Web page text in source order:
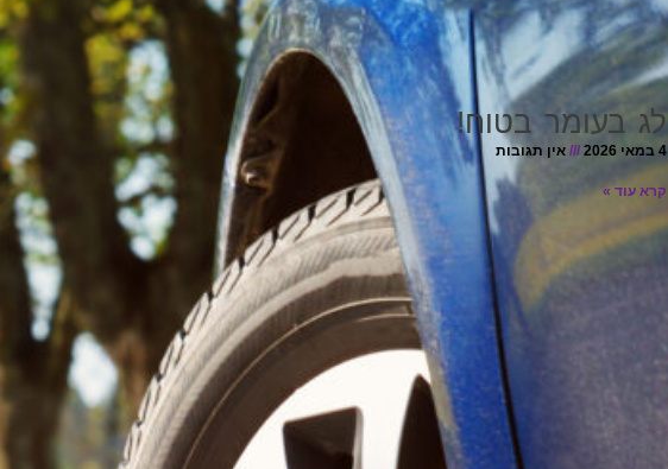
לג בעומר בטוח!
4 במאי 2026 אין תגובות
קרא עוד »